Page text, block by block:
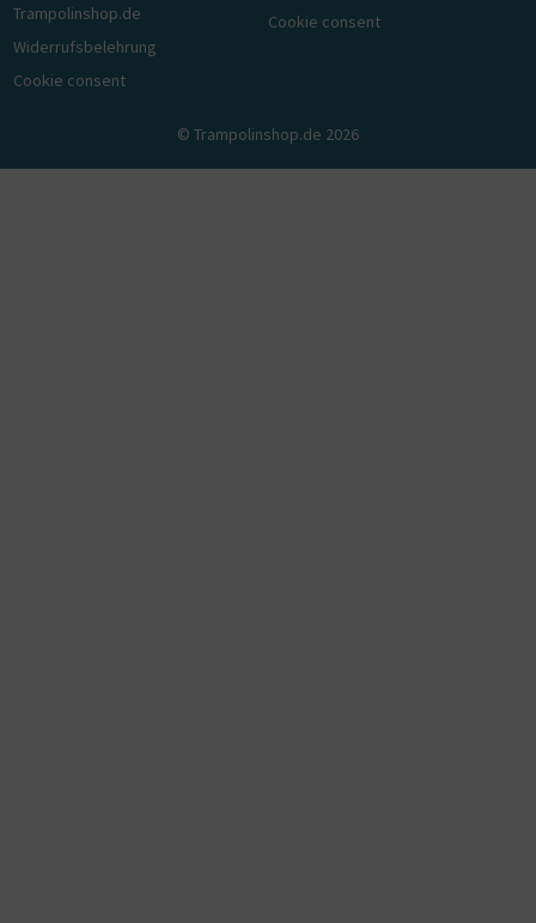
Trampolinshop.de
Widerrufsbelehrung
Cookie consent
Cookie consent
© Trampolinshop.de 2026